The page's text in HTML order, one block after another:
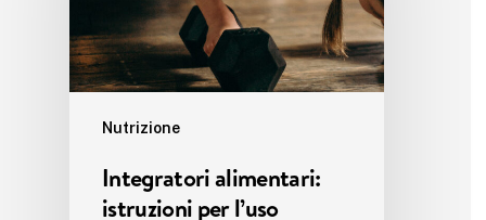
Nutrizione
Integratori alimentari:
istruzioni per l’uso